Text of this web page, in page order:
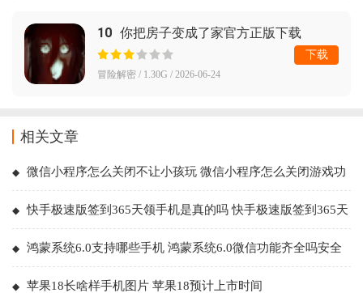
10 你把房子变成了家官方正版下载
(YouMakeThisHouseaHome)
冒险解密 / 1.30G / 2026-06-24
下载
相关文章
微信小程序怎么关闭不让小孩玩 微信小程序怎么关闭游戏功
快手极速版签到365天领手机是真的吗 快手极速版签到365天
鸿蒙系统6.0支持哪些手机 鸿蒙系统6.0微信功能齐全吗安全
苹果18长啥样手机图片 苹果18预计上市时间